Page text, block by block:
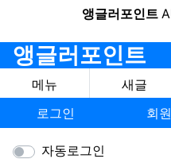
앵글러포인트
앵글러포인트
메뉴 새글
로그인
회
자동로그인